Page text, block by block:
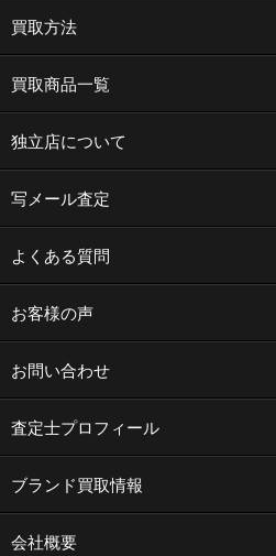
買取方法
買取商品一覧
独立店について
写メール査定
よくある質問
お客様の声
お問い合わせ
査定士プロフィール
ブランド買取情報
会社概要